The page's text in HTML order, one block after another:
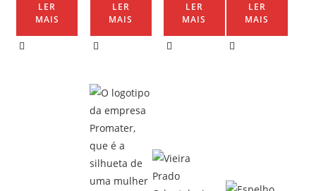
LER
MAIS
LER
MAIS
LER
MAIS
LER
MAIS